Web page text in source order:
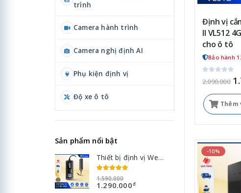
Định vị
II VL512
cho ô tô
Bảo hành
2.090.000
Thêm
-10%
trình
Camera hành trình
Camera nghị định AI
Phụ kiện định vị
Độ xe ô tô
Sản phẩm nổi bật
Thiết bị định vị Wetrack Lite 4G
1.590.000
1.290.000đ